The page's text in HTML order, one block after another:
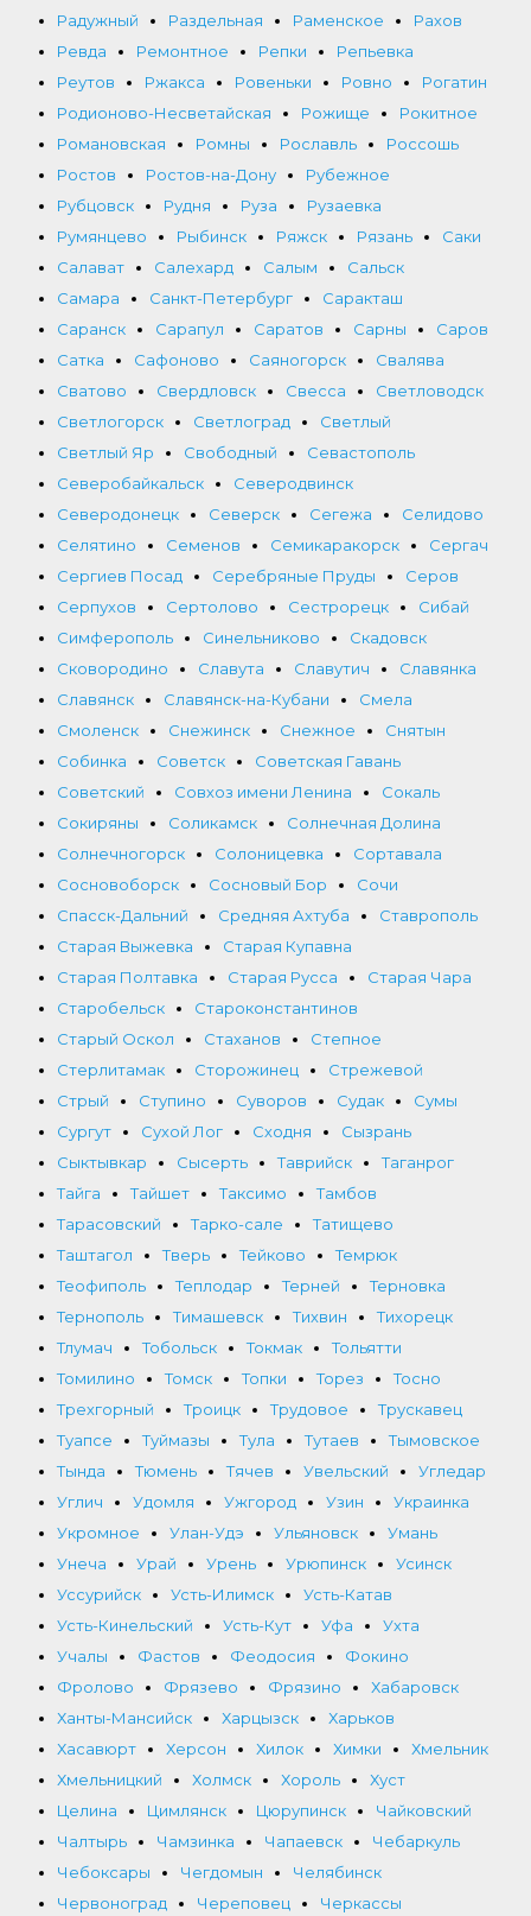
Радужный Раздельная Раменское
Рахов
Ревда
Ремонтное Репки
Репьевка
Реутов
Ржакса Ровеньки Ровно
Рогатин
Родионово-Несветайская
Рожище
Рокитное
Романовская
Ромны Рославль
Россошь
Ростов
Ростов-на-Дону
Рубежное
Рубцовск
Рудня Руза
Рузаевка
Румянцево
Рыбинск Ряжск Рязань
Саки
Салават
Салехард Салым
Сальск
Самара
Санкт-Петербург
Саракташ
Саранск
Сарапул Саратов Сарны
Саров
Сатка
Сафоново Саяногорск
Свалява
Сватово
Свердловск Свесса
Светловодск
Светлогорск
Светлоград
Светлый
Светлый Яр
Свободный
Севастополь
Северобайкальск
Северодвинск
Северодонецк
Северск Сегежа
Селидово
Селятино
Семенов Семикаракорск
Сергач
Сергиев Посад
Серебряные Пруды
Серов
Серпухов
Сертолово Сестрорецк
Сибай
Симферополь
Синельниково
Скадовск
Сковородино
Славута Славутич
Славянка
Славянск
Славянск-на-Кубани
Смела
Смоленск
Снежинск Снежное
Снятын
Собинка
Советск
Советская Гавань
Советский
Совхоз имени Ленина
Сокаль
Сокиряны
Соликамск
Солнечная Долина
Солнечногорск
Солоницевка
Сортавала
Сосновоборск
Сосновый Бор
Сочи
Спасск-Дальний
Средняя Ахтуба
Ставрополь
Старая Выжевка
Старая Купавна
Старая Полтавка
Старая Русса
Старая Чара
Старобельск
Староконстантинов
Старый Оскол
Стаханов
Степное
Стерлитамак
Сторожинец
Стрежевой
Стрый
Ступино Суворов Судак
Сумы
Сургут
Сухой Лог Сходня
Сызрань
Сыктывкар
Сысерть Таврийск
Таганрог
Тайга
Тайшет Таксимо
Тамбов
Тарасовский
Тарко-сале
Татищево
Таштагол
Тверь Тейково
Темрюк
Теофиполь
Теплодар Терней
Терновка
Тернополь
Тимашевск Тихвин
Тихорецк
Тлумач
Тобольск Токмак
Тольятти
Томилино
Томск Топки Торез
Тосно
Трехгорный
Троицк Трудовое
Трускавец
Туапсе
Туймазы Тула Тутаев
Тымовское
Тында
Тюмень Тячев Увельский
Угледар
Углич
Удомля Ужгород Узин
Украинка
Укромное
Улан-Удэ Ульяновск
Умань
Унеча
Урай Урень Урюпинск
Усинск
Уссурийск
Усть-Илимск
Усть-Катав
Усть-Кинельский
Усть-Кут Уфа
Ухта
Учалы
Фастов Феодосия
Фокино
Фролово
Фрязево Фрязино
Хабаровск
Ханты-Мансийск
Харцызск
Харьков
Хасавюрт
Херсон Хилок Химки
Хмельник
Хмельницкий
Холмск Хороль
Хуст
Целина
Цимлянск Цюрупинск
Чайковский
Чалтырь
Чамзинка Чапаевск
Чебаркуль
Чебоксары
Чегдомын
Челябинск
Червоноград
Череповец
Черкассы